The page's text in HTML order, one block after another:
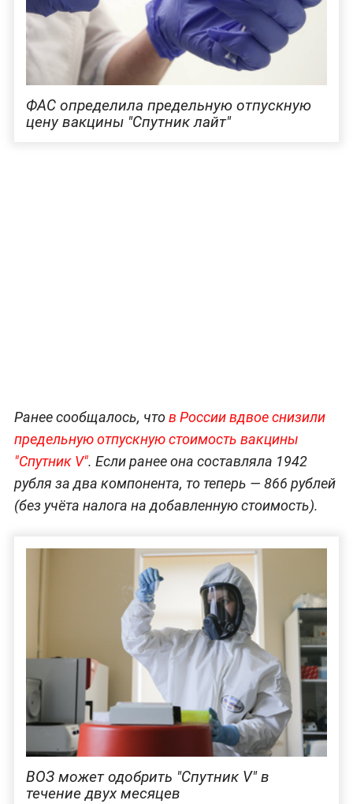
ФАС определила предельную отпускную
цену вакцины "Спутник лайт"
Ранее сообщалось, чтов России вдвое снизили
предельную отпускную стоимость вакцины
"Спутник V". Если ранее она составляла 1942
рубля за два компонента, то теперь — 866 рублей
(без учёта налога на добавленную стоимость).
ВОЗ может одобрить "Спутник V" в
течение двух месяцев